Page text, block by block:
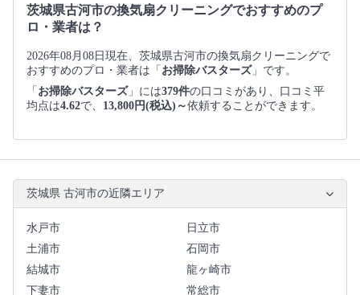
茨城県古河市の換気扇クリーニングでおすすめのプ
ロ・業者は？
2026年08月08日現在、茨城県古河市の換気扇クリーニングで
おすすめのプロ・業者は「 お掃除バスターズ」です。
「 お掃除バスターズ」には379件の口コミがあり、口コミ平
均点は4.62で、 13,800円(税込)～依頼することができます。
茨城県 古河市の近隣エリア
水戸市
日立市
土浦市
石岡市
結城市
龍ヶ崎市
下妻市
常総市